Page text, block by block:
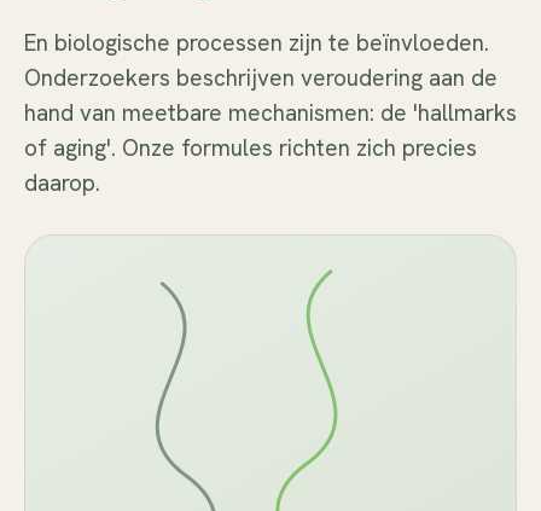
En biologische processen zijn te beïnvloeden.
Onderzoekers beschrijven veroudering aan de
hand van meetbare mechanismen: de 'hallmarks
of aging'. Onze formules richten zich precies
daarop.